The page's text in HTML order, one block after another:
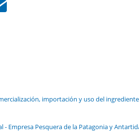
importación y uso del
Empresa Pesquera de la Patagonia y